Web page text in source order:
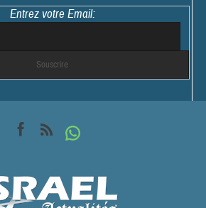
Entrez votre Email: